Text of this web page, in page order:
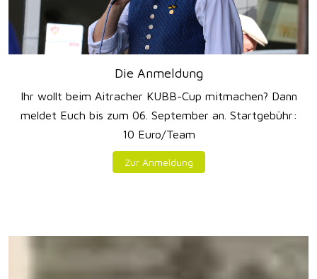
Die Anmeldung
Ihr wollt beim Aitracher KUBB-Cup mitmachen? Dann
meldet Euch bis zum 06. September an. Startgebühr:
10 Euro/Team
Zur Anmeldung